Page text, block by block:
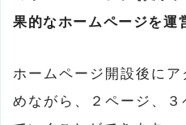
果的なホームページを運
ホームページ開設後に
めながら、２ページ、